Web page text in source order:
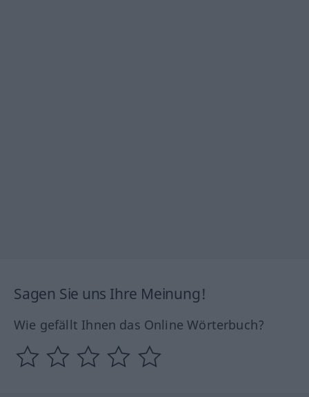
Sagen Sie uns Ihre Meinung!
Wie gefällt Ihnen das Online Wörterbuch?